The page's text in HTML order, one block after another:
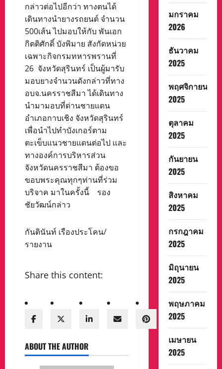
กล่าวต่อไปอีกว่า ทางตนได้
เดินทางนำยางรถยนต์ จำนวน
500เส้น ไปมอบให้กับ พันเอก
กิตติศักดิ์ บังพิมาย สังกัดหน่วย
เฉพาะกิจกรมทหารพรานที่
26 จังหวัดสุรินทร์ เป็นผู้มารับ
มอบยางจำนวนดังกล่าวที่ทาง
อบจ.นครราชสีมา ได้เดินทาง
นำมามอบที่ด่านชายแดน
อำเภอกาบเชิง จังหวัดสุรินทร์
เพื่อนำไปทำบังเกอร์ตาม
ตะเข็บแนวชายแดนต่อไป และ
ทางองค์การบริหารส่วน
จังหวัดนครราชสีมา ต้องขอ
ขอบพระคุณทุกๆท่านที่ร่วม
บริจาค มาในครั้งนี้ รอง
ชัยวัฒน์กล่าว
กันตินันท์ เรืองประโคน/
รายงาน
Share this content:
ABOUT THE AUTHOR
มกราคม
2026
ธันวาคม
2025
พฤศจิกายน
2025
ตุลาคม
2025
กันยายน
2025
สิงหาคม
2025
กรกฎาคม
2025
มิถุนายน
2025
พฤษภาคม
2025
เมษายน
2025